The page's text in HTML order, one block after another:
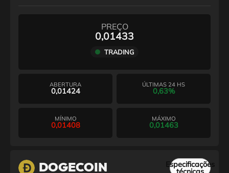
PREÇO
0,01433
TRADING
ABERTURA
0,01424
ÚLTIMAS 24 HS
0,63%
MÍNIMO
0,01408
MÁXIMO
0,01463
DOGECOIN Especificações